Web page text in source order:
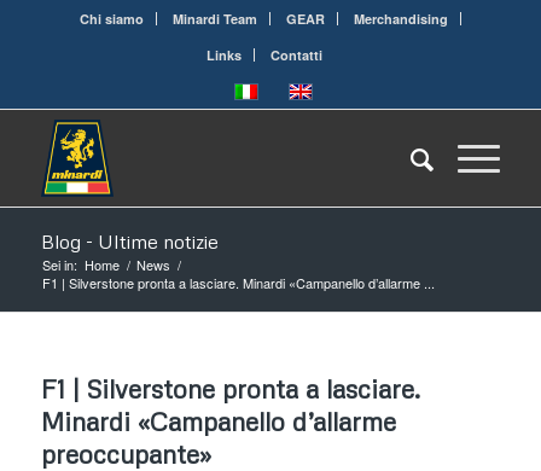
Chi siamo Minardi Team GEAR
Merchandising
Links
Contatti
Blog - Ultime notizie
Sei in: Home / News /
F1 | Silverstone pronta a lasciare. Minardi «Campanello d’allarme ...
F1 | Silverstone pronta a lasciare.
Minardi «Campanello d’allarme
preoccupante»